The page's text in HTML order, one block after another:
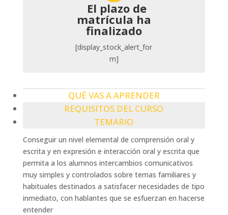
El plazo de
matrícula ha
finalizado
[display_stock_alert_for
m]
QUÉ VAS A APRENDER
REQUISITOS DEL CURSO
TEMARIO
Conseguir un nivel elemental de comprensión oral y
escrita y en expresión e interacción oral y escrita que
permita a los alumnos intercambios comunicativos
muy simples y controlados sobre temas familiares y
habituales destinados a satisfacer necesidades de tipo
inmediato, con hablantes que se esfuerzan en hacerse
entender